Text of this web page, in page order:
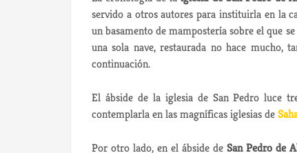
servido a otros autores para instituirla en la
un basamento de mampostería sobre el que
una sola nave, restaurada no hace mucho,
continuación.
El ábside de la iglesia de San Pedro luce
contemplarla en las magníficas iglesias de
Por otro lado, en el ábside deSan Pedro de